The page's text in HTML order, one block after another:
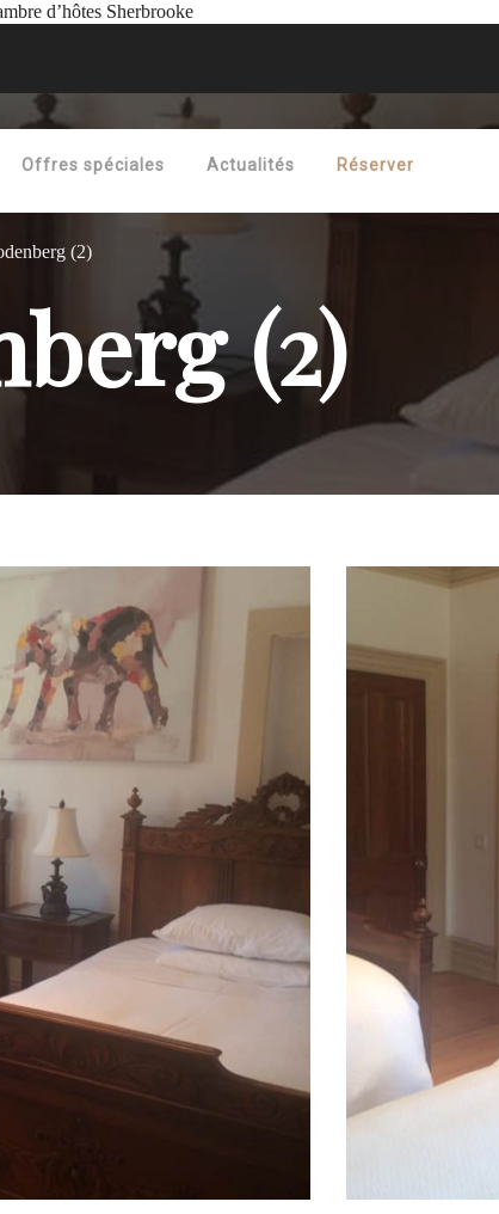
d’hôtes Sherbrooke
Offres spéciales Actualités Réserver
(2)
(2)